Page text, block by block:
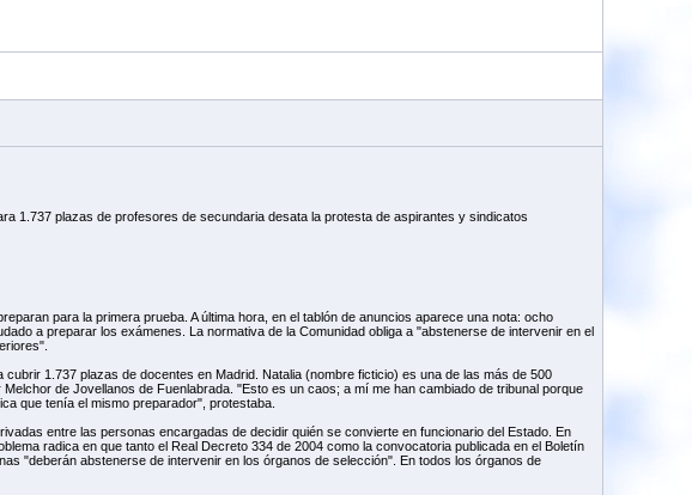
1.737 plazas de profesores de secundaria desata la protesta de aspirantes y sindicatos
para la primera prueba. A última hora, en el tablón de anuncios aparece una nota: ocho
a preparar los exámenes. La normativa de la Comunidad obliga a "abstenerse de intervenir en el
1.737 plazas de docentes en Madrid. Natalia (nombre ficticio) es una de las más de 500
de Jovellanos de Fuenlabrada. "Esto es un caos; a mí me han cambiado de tribunal porque
que tenía el mismo preparador", protestaba.
entre las personas encargadas de decidir quién se convierte en funcionario del Estado. En
radica en que tanto el Real Decreto 334 de 2004 como la convocatoria publicada en el Boletín
"deberán abstenerse de intervenir en los órganos de selección". En todos los órganos de